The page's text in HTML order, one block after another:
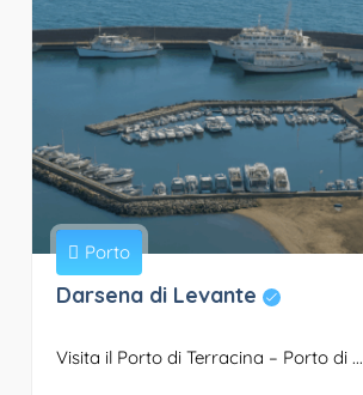
Porto
Darsena di Levante
Visita il Porto di Terracina – Porto di ...